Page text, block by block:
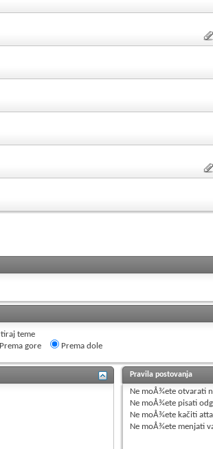
teme
Prema gore
Prema dole
Pravila postovanja
Ne moÅ¾ete otvarati
Ne moÅ¾ete pisati
Ne moÅ¾ete kačiti
Ne moÅ¾ete menjati